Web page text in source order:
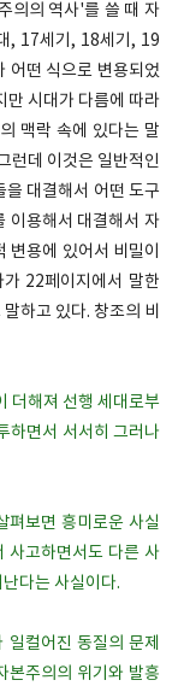
의의 역사'를 쓸 때 자
, 17세기, 18세기, 19
어떤 식으로 변용되었
만 시대가 다름에 따라
맥락 속에 있다는 말
런데 이것은 일반적인
대결해서 어떤 도구
이용해서 대결해서 자
용에 있어서 비밀이
22페이지에서 말한
하고 있다. 창조의 비
더해져 선행 세대로부
하면서 서서히 그러나
펴보면 흥미로운 사실
사고하면서도 다른 사
다는 사실이다.
컬어진 동질의 문제
본주의의 위기와 발흥